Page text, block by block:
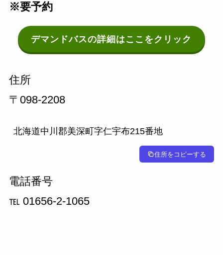
※要予約
デマンドバスの詳細はここをクリック
住所
〒098-2208
北海道中川郡美深町字仁宇布215番地
住所をコピーする
電話番号
℡ 01656-2-1065